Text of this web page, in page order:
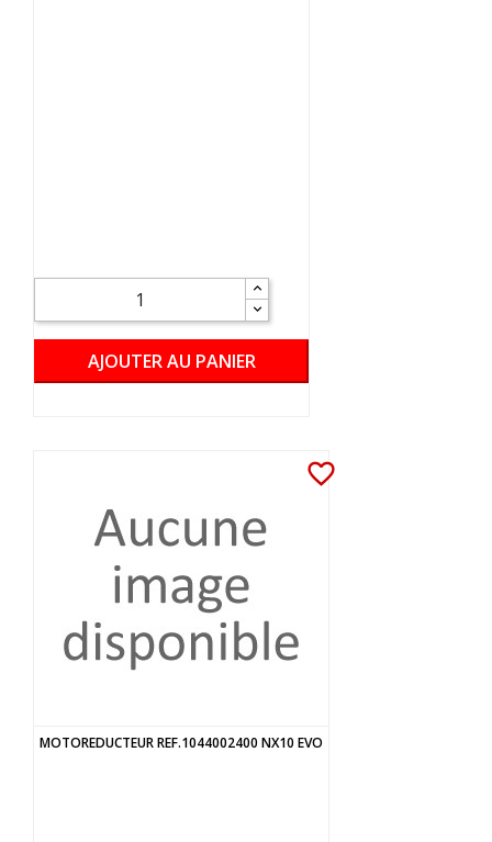
AJOUTER AU PANIER
favorite_border
MOTOREDUCTEUR REF.1044002400 NX10 EVO